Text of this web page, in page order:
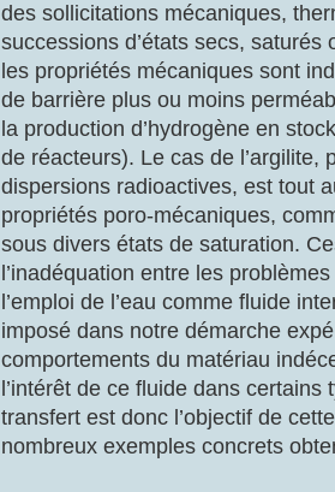
des sollicitations mécaniques,
successions d’états secs,
les propriétés mécaniques sont
de barrière plus ou moins
la production d’hydrogène en
de réacteurs). Le cas de
dispersions radioactives, est tout
propriétés poro-mécaniques,
sous divers états de saturation.
l’inadéquation entre les
l’emploi de l’eau comme fluide
imposé dans notre démarche
comportements du matériau
l’intérêt de ce fluide dans
transfert est donc l’objectif de
nombreux exemples concrets